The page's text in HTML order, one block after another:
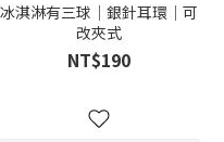
冰淇淋有三球｜銀針耳環｜可
改夾式
NT$190